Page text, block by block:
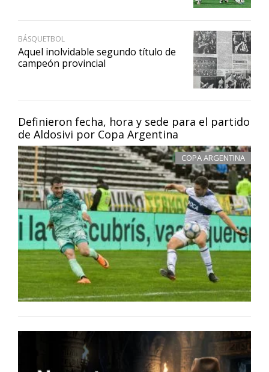
Definieron fecha, hora y sede para el partido
de Aldosivi por Copa Argentina
COPA ARGENTINA
BÁSQUETBOL
Aquel inolvidable segundo título de
campeón provincial